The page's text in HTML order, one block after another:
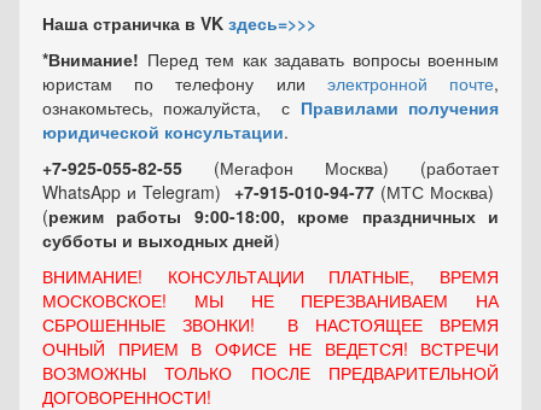
Наша страничка в VK здесь=>>>
*Внимание! Перед тем как задавать вопросы военным
юристам по телефону или электронной почте,
ознакомьтесь, пожалуйста, с Правилами получения
юридической консультации.
+7-925-055-82-55 (Мегафон Москва) (работает
WhatsApp и Telegram) +7-915-010-94-77 (МТС Москва)
(режим работы 9:00-18:00, кроме праздничных и
субботы и выходных дней)
ВНИМАНИЕ! КОНСУЛЬТАЦИИ ПЛАТНЫЕ, ВРЕМЯ
МОСКОВСКОЕ! МЫ НЕ ПЕРЕЗВАНИВАЕМ НА
СБРОШЕННЫЕ ЗВОНКИ! В НАСТОЯЩЕЕ ВРЕМЯ
ОЧНЫЙ ПРИЕМ В ОФИСЕ НЕ ВЕДЕТСЯ! ВСТРЕЧИ
ВОЗМОЖНЫ ТОЛЬКО ПОСЛЕ ПРЕДВАРИТЕЛЬНОЙ
ДОГОВОРЕННОСТИ!